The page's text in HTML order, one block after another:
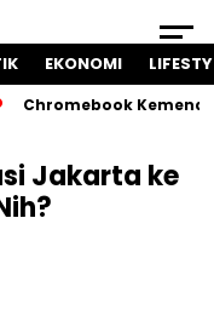
EKONOMI
Jakarta ke